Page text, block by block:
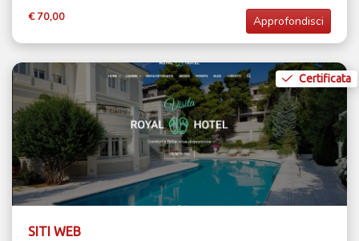
€ 70,00 Approfondisci
Certificata
SITI WEB